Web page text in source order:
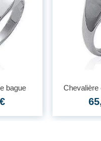
bague
Chevalière